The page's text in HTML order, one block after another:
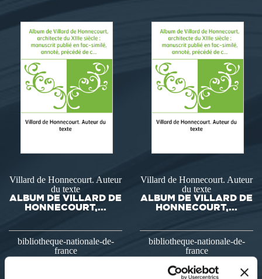
Villard de Honnecourt. Auteur
du texte
ALBUM DE VILLARD DE
HONNECOURT,...
bibliotheque-nationale-de-
france
Villard de Honnecourt. Auteur
du texte
ALBUM DE VILLARD DE
HONNECOURT,...
bibliotheque-nationale-de-
france